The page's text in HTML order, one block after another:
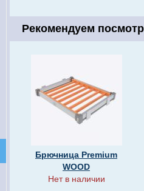
Рекомендуем
Брючница Premium
WOOD
Нет в наличии